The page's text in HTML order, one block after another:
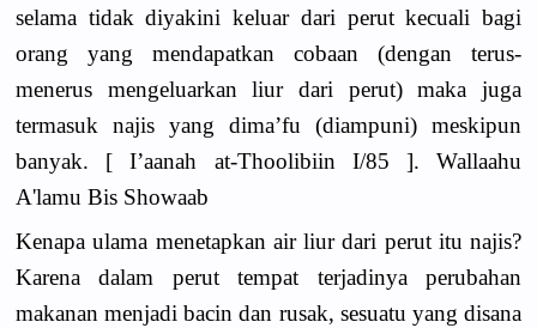
selama tidak diyakini keluar dari perut kecuali bagi
orang yang mendapatkan cobaan (dengan terus-
menerus mengeluarkan liur dari perut) maka juga
termasuk najis yang dima’fu (diampuni) meskipun
banyak. [ I’aanah at-Thoolibiin I/85 ]. Wallaahu
A'lamu Bis Showaab
Kenapa ulama menetapkan air liur dari perut itu najis?
Karena dalam perut tempat terjadinya perubahan
makanan menjadi bacin dan rusak, sesuatu yang disana